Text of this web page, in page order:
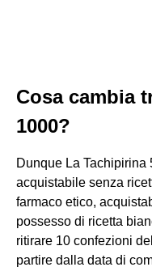
Cosa cambia
1000?
Dunque La Tachipirina
acquistabile senza
farmaco etico,
possesso di ricetta
ritirare 10 confezioni
partire dalla data di